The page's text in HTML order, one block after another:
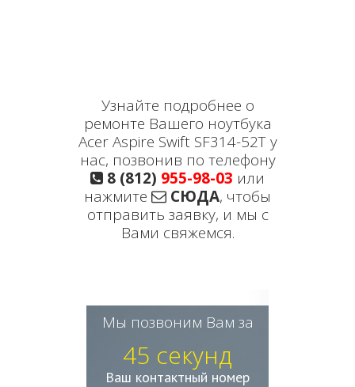
Узнайте подробнее о
ремонте Вашего ноутбука
Acer Aspire Swift SF314-52T у
нас, позвонив по телефону
8 (812) 955-98-03 или
нажмите
СЮДА, чтобы
отправить заявку, и мы с
Вами свяжемся.
Мы позвоним Вам за
45 секунд
Ваш контактный номер